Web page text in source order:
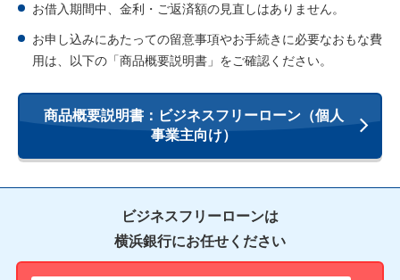
お借入期間中、金利・ご返済額の見直しはありません。
お申し込みにあたっての留意事項やお手続きに必要なおもな費
用は、以下の「商品概要説明書」をご確認ください。
商品概要説明書：ビジネスフリーローン（個人
事業主向け）
ビジネスフリーローンは
横浜銀行にお任せください